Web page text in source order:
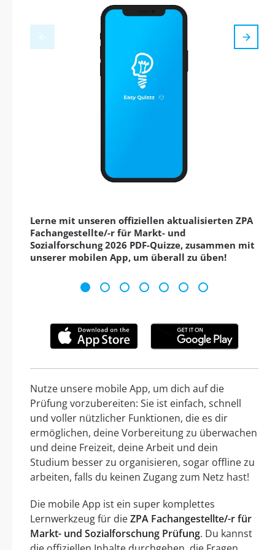
Lerne mit unseren offiziellen aktualisierten ZPA
Fachangestellte/-r für Markt- und
Sozialforschung 2026 PDF-Quizze, zusammen mit
unserer mobilen App, um überall zu üben!
Nutze unsere mobile App, um dich auf die
Prüfung vorzubereiten: Sie ist einfach, schnell
und voller nützlicher Funktionen, die es dir
ermöglichen, deine Vorbereitung zu überwachen
und deine Freizeit, deine Arbeit und dein
Studium besser zu organisieren, sogar offline zu
arbeiten, falls du keinen Zugang zum Netz hast!
Die mobile App ist ein super komplettes
Lernwerkzeug für dieZPA Fachangestellte/-r für
Markt- und Sozialforschung Prüfung. Du kannst